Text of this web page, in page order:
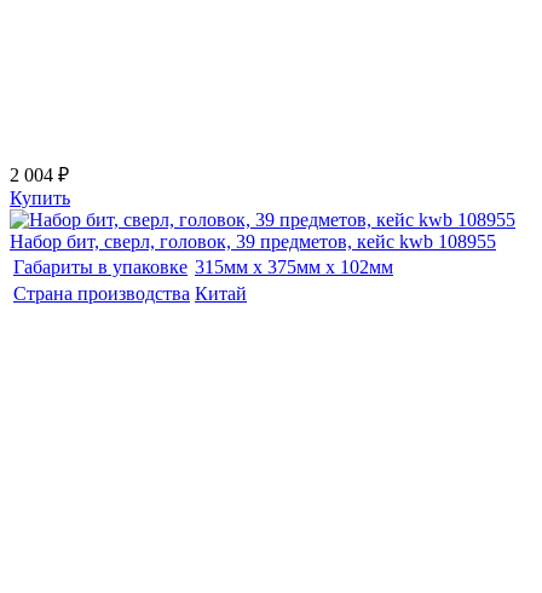
2 004 ₽
Купить
Набор бит, сверл, головок, 39 предметов, кейс kwb 108955
Габариты в упаковке 315мм x 375мм x 102мм
Страна производства Китай